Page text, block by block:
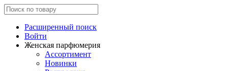
Расширенный поиск
Войти
Женская парфюмерия
Ассортимент
Новинки